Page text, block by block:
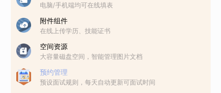
电脑/手机端均可在线填表
附件组件
在线上传学历、技能证书
空间资源
大容量磁盘空间，智能管理图片文档
预约管理
预设面试规则，每天自动更新可面试时间